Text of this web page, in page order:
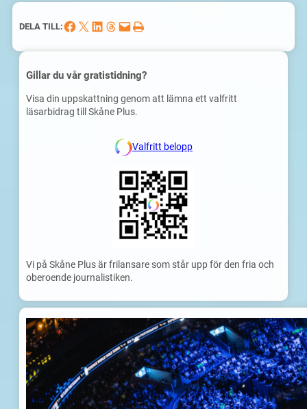
DELA TILL:Dela på Facebook Dela på X Dela på LinkedIn Dela på Threads Skicka denna sida med e-post Skriv ut denna sida
Gillar du vår gratistidning?
Visa din uppskattning genom att lämna ett valfritt
läsarbidrag till Skåne Plus.
Valfritt belopp
Vi på Skåne Plus är frilansare som står upp för den fria och
oberoende journalistiken.